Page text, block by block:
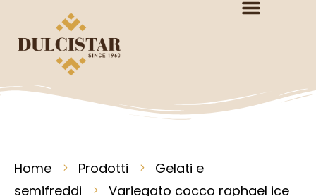
Home Prodotti
Gelati e
semifreddi
Variegato cocco raphael ice